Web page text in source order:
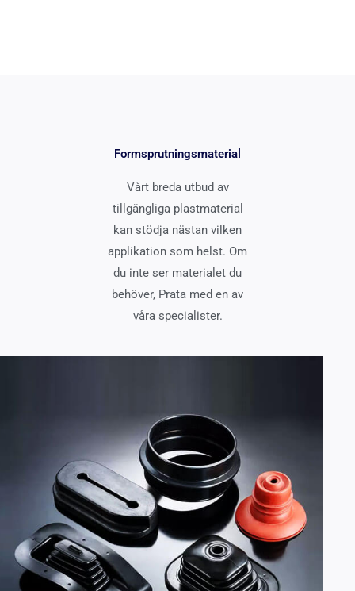
Formsprutningsmaterial
Vårt breda utbud av
tillgängliga plastmaterial
kan stödja nästan vilken
applikation som helst. Om
du inte ser materialet du
behöver, Prata med en av
våra specialister.